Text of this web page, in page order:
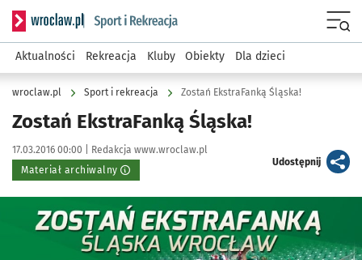
Serwis informacyjny wroclaw.pl podserwis: Sport i rekreacja
Aktualności Rekreacja Kluby Obiekty Dla dzieci
wroclaw.pl Sport i rekreacja Zostań EkstraFanką Śląska!
Zostań EkstraFanką Śląska!
Data publikacji:
17.03.2016 00:00 | Autor:
Redakcja www.wroclaw.pl
Materiał archiwalny
Udostępnijartykuł
Kliknij, aby powiększyć